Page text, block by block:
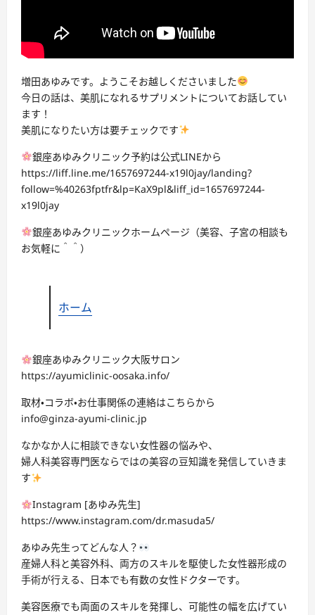
増田あゆみです。ようこそお越しくださいました
今日の話は、美肌になれるサプリメントについてお話してい
ます！
美肌になりたい方は要チェックです
銀座あゆみクリニック予約は公式LINEから
https://liff.line.me/1657697244-x19l0jay/landing?
follow=%40263fptfr&lp=KaX9pl&liff_id=1657697244-
x19l0jay
銀座あゆみクリニックホームページ（美容、子宮の相談も
お気軽に＾＾）
ホーム
銀座あゆみクリニック大阪サロン
https://ayumiclinic-oosaka.info/
取材・コラボ・お仕事関係の連絡はこちらから
info@ginza-ayumi-clinic.jp
なかなか人に相談できない女性器の悩みや、
婦人科美容専門医ならではの美容の豆知識を発信していきま
す
Instagram [あゆみ先生]
https://www.instagram.com/dr.masuda5/
あゆみ先生ってどんな人？
産婦人科と美容外科、両方のスキルを駆使した女性器形成の
手術が行える、日本でも有数の女性ドクターです。
美容医療でも両面のスキルを発揮し、可能性の幅を広げてい